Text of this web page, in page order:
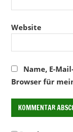
Website
Name, E-
Browser für